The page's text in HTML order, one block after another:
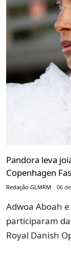
Pandora leva
Copenhagen
Redação GLMRM 06
Adwoa Aboah
participaram
Royal Danish